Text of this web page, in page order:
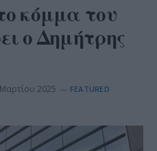
κόμμα του
ο Δημήτρης
2025 FEATURED